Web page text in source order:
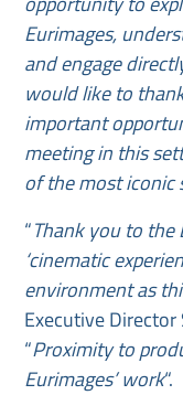
Eurimages,
and engage
would like to
important
meeting in this
of the most iconic
“Thank you to the
‘cinematic
environment as
Executive
“Proximity to
Eurimages’ work“.